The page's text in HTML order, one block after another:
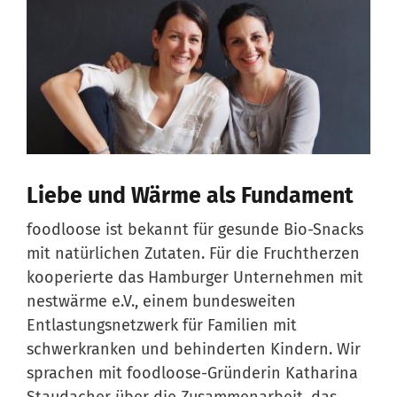
Liebe und Wärme als Fundament
foodloose ist bekannt für gesunde Bio-Snacks
mit natürlichen Zutaten. Für die Fruchtherzen
kooperierte das Hamburger Unternehmen mit
nestwärme e.V., einem bundesweiten
Entlastungsnetzwerk für Familien mit
schwerkranken und behinderten Kindern. Wir
sprachen mit foodloose-Gründerin Katharina